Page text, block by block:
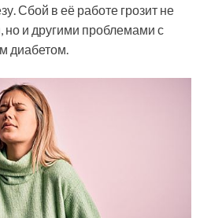
Сбой в её работе грозит не
но и другими проблемами с
диабетом.